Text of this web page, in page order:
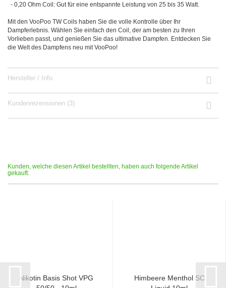
- 0,20 Ohm Coil: Gut für eine entspannte Leistung von 25 bis 35 Watt.
Mit den VooPoo TW Coils haben Sie die volle Kontrolle über Ihr
Dampferlebnis. Wählen Sie einfach den Coil, der am besten zu Ihren
Vorlieben passt, und genießen Sie das ultimative Dampfen. Entdecken Sie
die Welt des Dampfens neu mit VooPoo!
Hersteller / Info
Kundenrezensionen (3)
Kunden, welche diesen Artikel bestellten, haben auch folgende Artikel
gekauft:
Nikotin Basis Shot VPG
Himbeere Menthol SC